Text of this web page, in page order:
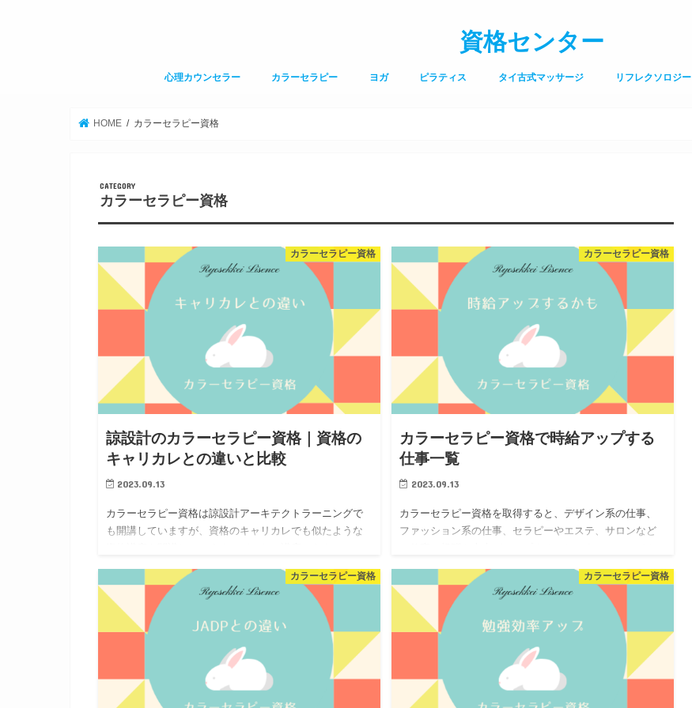
資格センター
心理カウンセラー カラーセラピー ヨガ ピラティス タイ古式マッサージ リフレクソロジー
HOME カラーセラピー資格
カラーセラピー資格
カラーセラピー資格
諒設計のカラーセラピー資格｜資格の
キャリカレとの違いと比較
2023.09.13
カラーセラピー資格は諒設計アーキテクトラーニングで
も開講していますが、資格のキャリカレでも似たような
複数資格取得できるの…
カラーセラピー資格
カラーセラピー資格で時給アップする
仕事一覧
2023.09.13
カラーセラピー資格を取得すると、デザイン系の仕事、
ファッション系の仕事、セラピーやエステ、サロンなど
て損はありません。職…
カラーセラピー資格 カラーセラピー資格